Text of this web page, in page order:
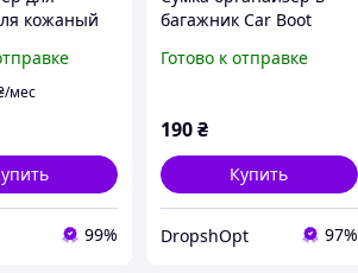
кожаный
3 Model X
S
/мес
99%
багажник Car Boot
515438Dr
Готово к отправке
190₴
Купить
DropshOpt 97%